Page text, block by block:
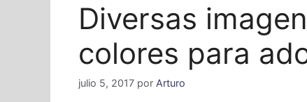
Diversas
colores para
julio 5, 2017 por Arturo